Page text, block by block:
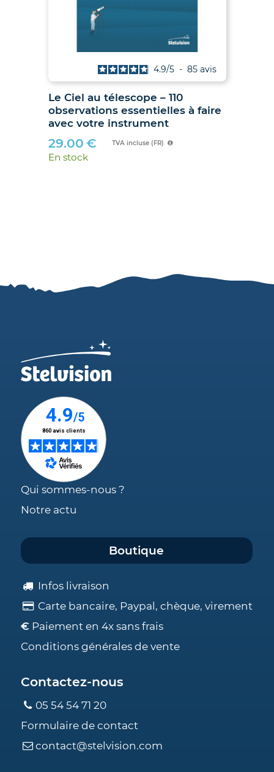
Le Ciel au télescope – 110
observations essentielles à faire
avec votre instrument
4.9/5 - 85 avis
29.00 € TVA incluse (FR)
En stock
Qui sommes-nous ?
Notre actu
Boutique
Infos livraison
Carte bancaire, Paypal, chèque, virement
€ Paiement en 4x sans frais
Conditions générales de vente
Contactez-nous
05 54 54 71 20
Formulaire de contact
contact@stelvision.com